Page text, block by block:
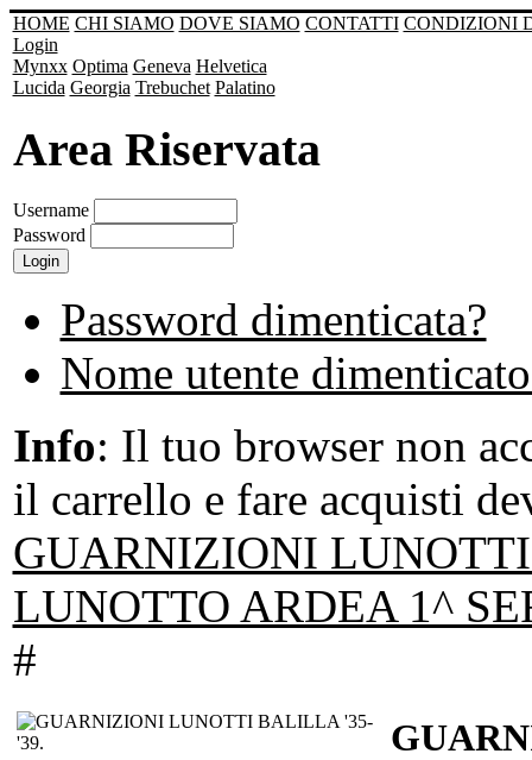
HOME CHI SIAMO DOVE SIAMO CONTATTI CONDIZIONI
Login
Mynxx Optima Geneva Helvetica
Lucida Georgia Trebuchet Palatino
Area Riservata
Username
Password
Password dimenticata?
Nome utente
Info: Il tuo browser non
il carrello e fare acquisti
GUARNIZIONI
LUNOTTO ARDEA 1^
#